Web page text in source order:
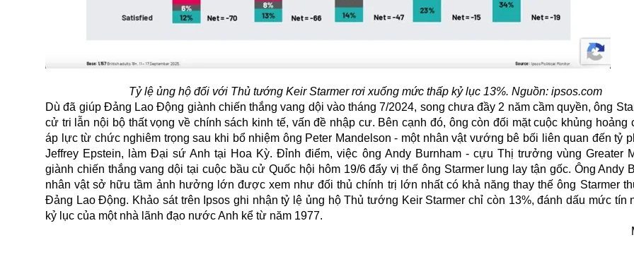
Tỷ lệ ủng hộ đối với Thủ tướng Keir Starmer rơi xuống mức thấp kỷ lục 13%. Nguồn: ipsos.com
Dù đã giúp Đảng Lao Động giành chiến thắng vang dội vào tháng 7/2024, song chưa đầy 2 năm cầm quyền, ông
cử tri lẫn nội bộ thất vọng về chính sách kinh tế, vấn đề nhập cư. Bên cạnh đó, ông còn đối mặt cuộc khủng hoảng
áp lực từ chức nghiêm trọng sau khi bổ nhiệm ông Peter Mandelson - một nhân vật vướng bê bối liên quan đến tỷ
Jeffrey Epstein, làm Đại sứ Anh tại Hoa Kỳ. Đỉnh điểm, việc ông Andy Burnham - cựu Thị trưởng vùng Greater
giành chiến thắng vang dội tại cuộc bầu cử Quốc hội hôm 19/6 đẩy vị thế ông Starmer lung lay tận gốc. Ông Andy
nhân vật sở hữu tầm ảnh hưởng lớn được xem như đối thủ chính trị lớn nhất có khả năng thay thế ông Starmer
Đảng Lao Động. Khảo sát trên Ipsos ghi nhận tỷ lệ ủng hộ Thủ tướng Keir Starmer chỉ còn 13%, đánh dấu mức tín
kỷ lục của một nhà lãnh đạo nước Anh kể từ năm 1977.